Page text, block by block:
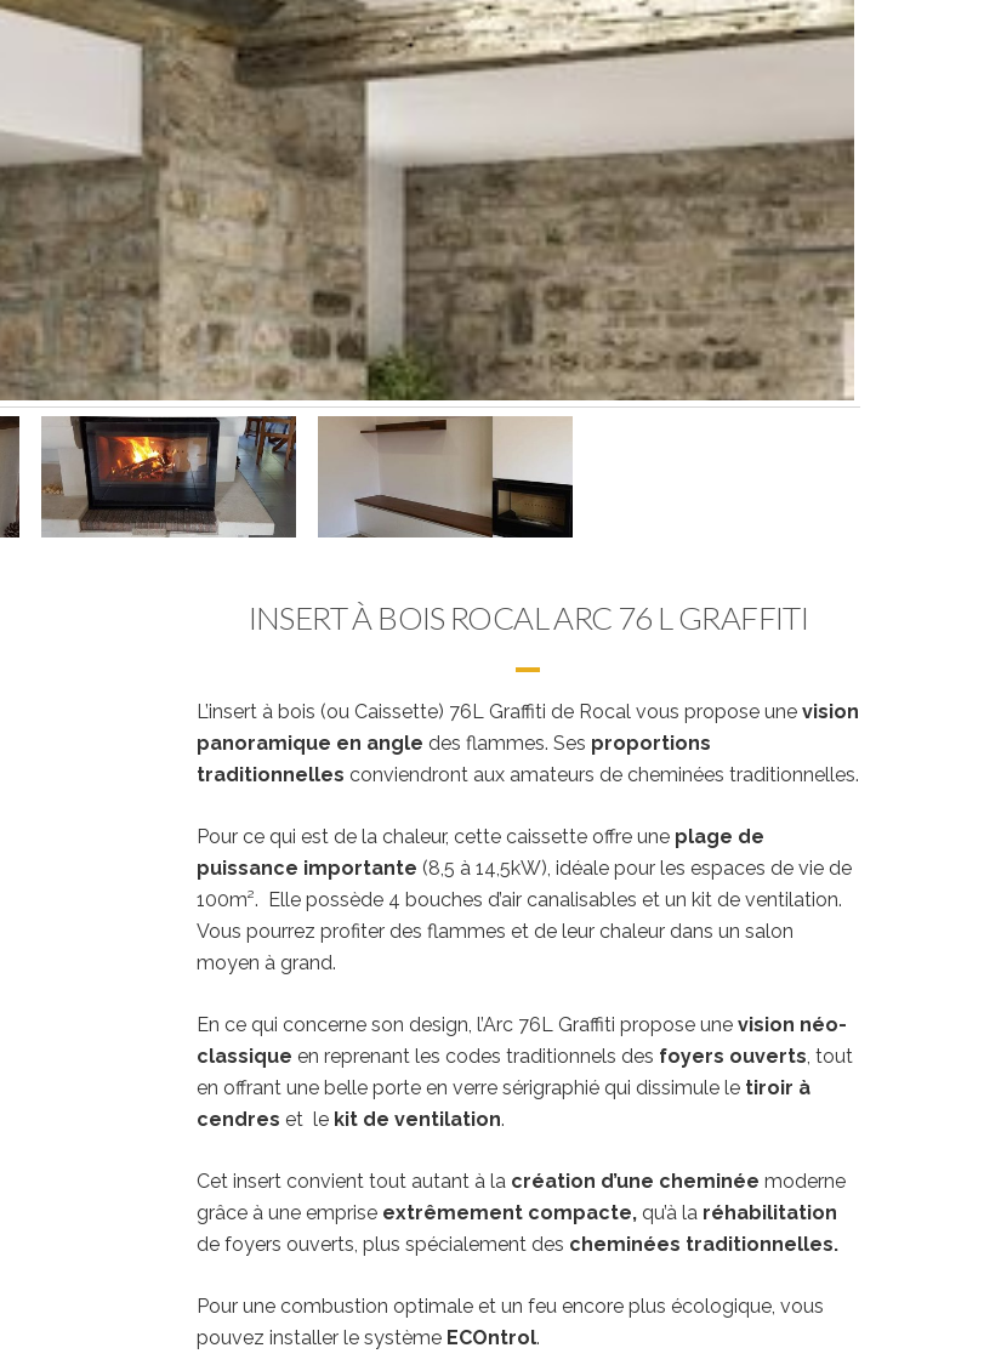
INSERT À BOIS ROCAL ARC 76 L GRAFFITI
L’insert à bois (ou Caissette) 76L Graffiti de Rocal vous propose une vision
panoramique en angle des flammes. Ses proportions
traditionnelles conviendront aux amateurs de cheminées traditionnelles.
Pour ce qui est de la chaleur, cette caissette offre uneplage de
puissance importante (8,5 à 14,5kW), idéale pour les espaces de vie de
100m². Elle possède 4 bouches d’air canalisables et un kit de ventilation.
Vous pourrez profiter des flammes et de leur chaleur dans un salon
moyen à grand.
En ce qui concerne son design, l’Arc 76L Graffiti propose une vision néo-
classique en reprenant les codes traditionnels des foyers ouverts, tout
en offrant une belle porte en verre sérigraphié qui dissimule letiroir à
cendres et le kit de ventilation.
Cet insert convient tout autant à la création d’une cheminée moderne
grâce à une emprise extrêmement compacte, qu’à laréhabilitation
de foyers ouverts, plus spécialement des cheminées traditionnelles.
Pour une combustion optimale et un feu encore plus écologique, vous
pouvez installer le système ECOntrol.